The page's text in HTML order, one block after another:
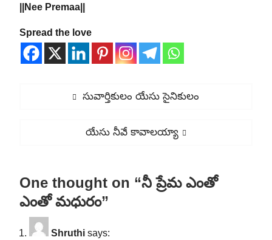
||Nee Premaa||
Spread the love
Previous
సువార్తికులం యేసు సైనికులం
Next
యేసు నీవే కావాలయ్యా
One thought on “నీ ప్రేమ ఎంతో
ఎంతో మధురం”
Shruthi says: